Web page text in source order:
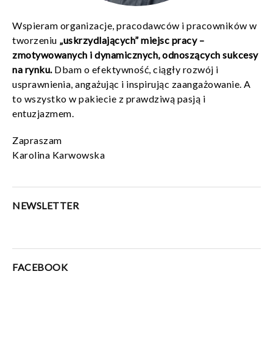
Wspieram organizacje, pracodawców i pracowników w
tworzeniu „uskrzydlających” miejsc pracy –
zmotywowanych i dynamicznych, odnoszących sukcesy
na rynku.Dbam o efektywność, ciągły rozwój i
usprawnienia, angażując i inspirując zaangażowanie. A
to wszystko w pakiecie z prawdziwą pasją i
entuzjazmem.
Zapraszam
Karolina Karwowska
NEWSLETTER
FACEBOOK